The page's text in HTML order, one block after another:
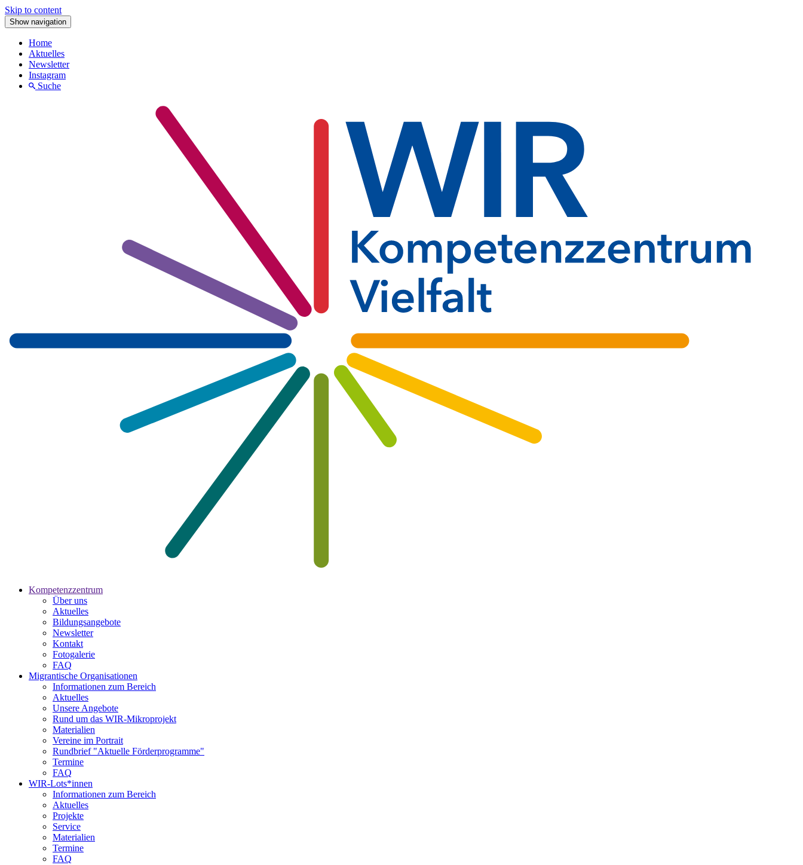
Skip to content
Show navigation
Home
Aktuelles
Newsletter
Instagram
Suche
Kompetenzzentrum
Über uns
Aktuelles
Bildungsangebote
Newsletter
Kontakt
Fotogalerie
FAQ
Migrantische Organisationen
Informationen zum Bereich
Aktuelles
Unsere Angebote
Rund um das WIR-Mikroprojekt
Materialien
Vereine im Portrait
Rundbrief "Aktuelle Förderprogramme"
Termine
FAQ
WIR-Lots*innen
Informationen zum Bereich
Aktuelles
Projekte
Service
Materialien
Termine
FAQ